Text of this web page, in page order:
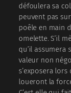
défoulera sa
peuvent pas
poêle en main
omelette. S’il
qu’il assumera
valeur non
s’exposera
loueront la